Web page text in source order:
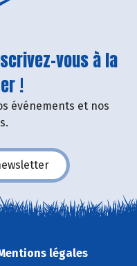
vous à la
!
événements et nos
légales